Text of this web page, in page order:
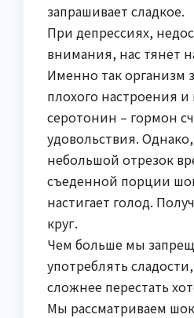
запрашивает сладкое.
При депрессиях,
внимания, нас тянет
Именно так организм
плохого настроения и
серотонин – гормон
удовольствия.
небольшой отрезок
съеденной порции
настигает голод.
круг.
Чем больше мы
употреблять
сложнее перестать
Мы рассматриваем